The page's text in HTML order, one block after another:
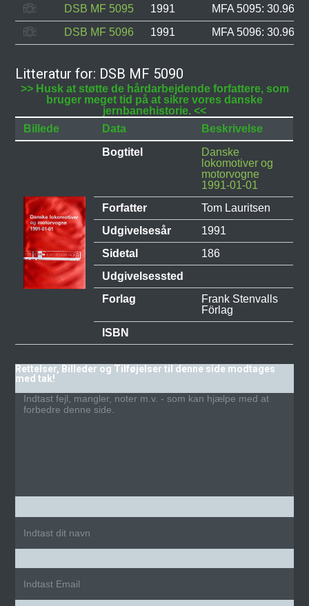
DSB MF 5095
1991
MFA 5095:
DSB MF 5096
1991 MFA 5096:
Litteratur for: DSB MF 5090
>> Husk at støtte de hårdarbejdende forfattere, som
bruger meget tid på at sikre vores danske
jernbanehistorie. <<
Billede
Data
Beskrivelse
Bogtitel
Danske
lokomotiver og
motorvogne
1991-01-01
Forfatter
Tom Lauritsen
Udgivelsesår
1991
Sidetal
186
Udgivelsessted
Forlag
Frank Stenvalls
Förlag
ISBN
Rettelser, Billeder og Tilføjelser til denne side modtages
med tak!